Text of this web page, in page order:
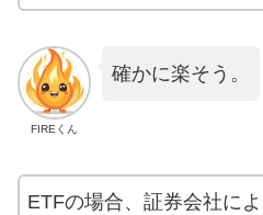
FIREくん
確かに楽そう。
ETFの場合、証券会社に